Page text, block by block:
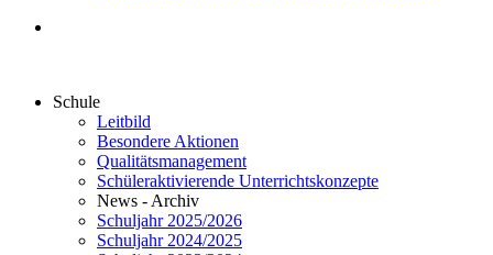
Schule
Leitbild
Besondere Aktionen
Qualitätsmanagement
Schüleraktivierende Unterrichtskonzepte
News - Archiv
Schuljahr 2025/2026
Schuljahr 2024/2025